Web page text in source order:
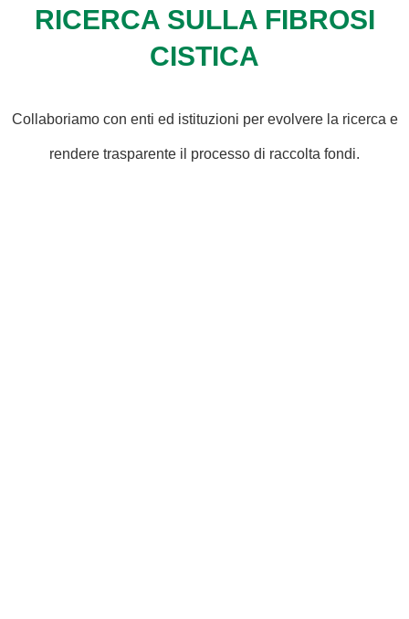
RICERCA SULLA FIBROSI
CISTICA
Collaboriamo con enti ed istituzioni per evolvere la ricerca e
rendere trasparente il processo di raccolta fondi.